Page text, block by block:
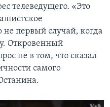
телеведущего. «Это
не первый случай, когда
Откровенный
не в том, что сказал
самого